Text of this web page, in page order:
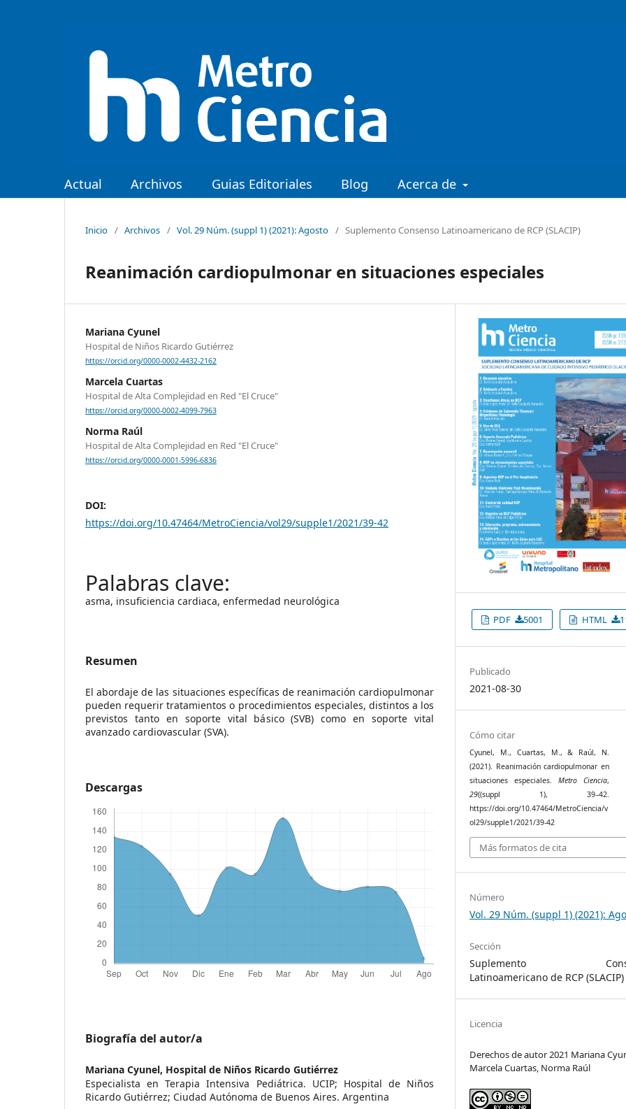
Actual Archivos Guias Editoriales Blog Acerca de
Inicio / Archivos / Vol. 29 Núm. (suppl 1) (2021): Agosto / Suplemento Consenso Latinoamericano de RCP (SLACIP)
Reanimación cardiopulmonar en situaciones especiales
Mariana Cyunel
Hospital de Niños Ricardo Gutiérrez
https://orcid.org/0000-0002-4432-2162
Marcela Cuartas
Hospital de Alta Complejidad en Red "El Cruce"
https://orcid.org/0000-0002-4099-7963
Norma Raúl
Hospital de Alta Complejidad en Red "El Cruce"
https://orcid.org/0000-0001-5996-6836
DOI:
https://doi.org/10.47464/MetroCiencia/vol29/supple1/2021/39-42
asma, insuficiencia cardiaca, enfermedad neurológica
Resumen
El abordaje de las situaciones específicas de reanimación cardiopulmonar
pueden requerir tratamientos o procedimientos especiales, distintos a los
previstos tanto en soporte vital básico (SVB) como en soporte vital
avanzado cardiovascular (SVA).
Descargas
Biografía del autor/a
Mariana Cyunel, Hospital de Niños Ricardo Gutiérrez
Especialista en Terapia Intensiva Pediátrica. UCIP; Hospital de Niños
Ricardo Gutiérrez; Ciudad Autónoma de Buenos Aires. Argentina
PDF 5001 HTML
Publicado
2021-08-30
Cómo citar
Cyunel, M., Cuartas, M., & Raúl, N.
(2021). Reanimación cardiopulmonar en
situaciones especiales.Metro Ciencia,
29((suppl 1), 39–42.
https://doi.org/10.47464/MetroCiencia/v
ol29/supple1/2021/39-42
Más formatos de cita
Número
Vol. 29 Núm. (suppl 1) (2021):
Sección
Suplemento
Latinoamericano de RCP (SLACIP)
Licencia
Derechos de autor 2021 Mariana
Marcela Cuartas, Norma Raúl